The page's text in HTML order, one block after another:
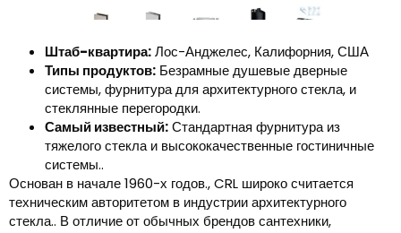
Штаб-квартира:Лос-Анджелес, Калифорния, США
Типы продуктов: Безрамные душевые дверные
системы, фурнитура для архитектурного стекла, и
стеклянные перегородки.
Самый известный:Стандартная фурнитура из
тяжелого стекла и высококачественные гостиничные
системы..
Основан в начале 1960-х годов., CRL широко считается
техническим авторитетом в индустрии архитектурного
стекла.. В отличие от обычных брендов сантехники,